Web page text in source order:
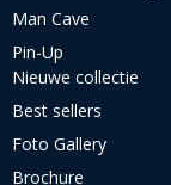
Man Cave
Pin-Up
Nieuwe collectie
Best sellers
Foto Gallery
Brochure